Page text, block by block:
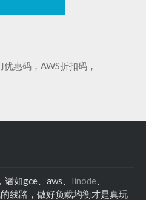
优惠码 ， AWS折扣码 ，
如gce、aws、 linode
线路，做好负载均衡才是真玩